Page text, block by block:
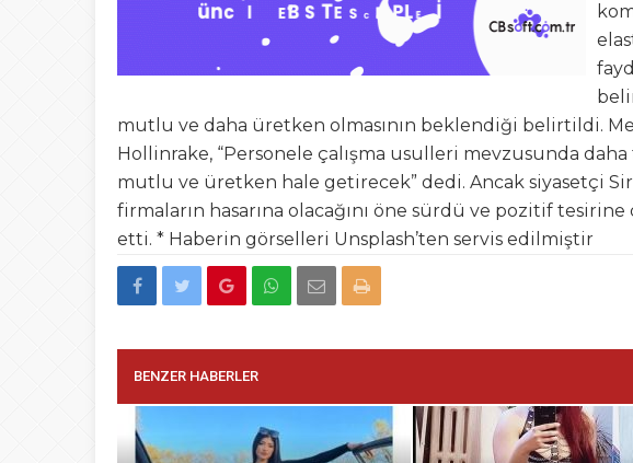
mutlu ve daha üretken olmasının beklendiği belirtildi.
Hollinrake, “Personele çalışma usulleri mevzusunda daha
mutlu ve üretken hale getirecek” dedi. Ancak siyasetçi
firmaların hasarına olacağını öne sürdü ve pozitif
etti. * Haberin görselleri Unsplash’ten servis edilmiştir
BENZER HABERLER